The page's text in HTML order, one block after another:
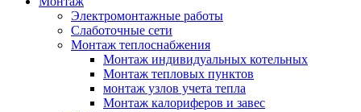
Электромонтажные работы
Слаботочные сети
Монтаж теплоснабжения
Монтаж индивидуальных котельных
Монтаж тепловых пунктов
монтаж узлов учета тепла
Монтаж калориферов и завес